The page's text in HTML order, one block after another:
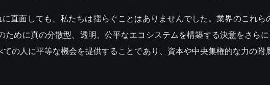
直面しても、私たちは揺らぐことはありませんでした。業界のこれら
ために真の分散型、透明、公平なエコシステムを構築する決意をさら
の人に平等な機会を提供することであり、資本や中央集権的な力の